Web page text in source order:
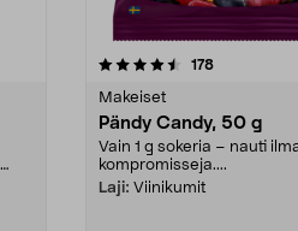
178arvostelut
Makeiset
Pändy Candy, 50 g
Vain 1 g sokeria – nauti
kompromisseja....
Laji: Viinikumit
4.0 viidestä